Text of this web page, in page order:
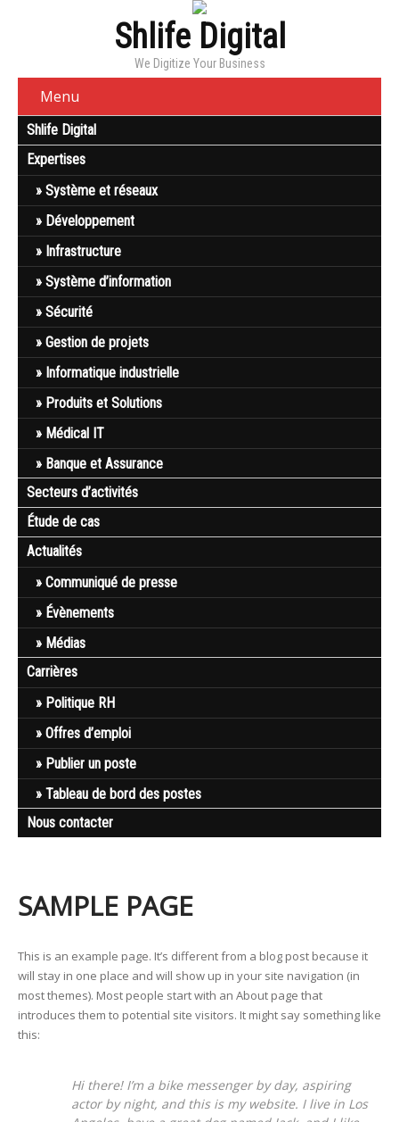
Shlife Digital
We Digitize Your Business
Menu
Shlife Digital
Expertises
Système et réseaux
Développement
Infrastructure
Système d’information
Sécurité
Gestion de projets
Informatique industrielle
Produits et Solutions
Médical IT
Banque et Assurance
Secteurs d’activités
Étude de cas
Actualités
Communiqué de presse
Évènements
Médias
Carrières
Politique RH
Offres d’emploi
Publier un poste
Tableau de bord des postes
Nous contacter
SAMPLE PAGE
This is an example page. It’s different from a blog post because it
will stay in one place and will show up in your site navigation (in
most themes). Most people start with an About page that
introduces them to potential site visitors. It might say something like
this:
Hi there! I’m a bike messenger by day, aspiring
actor by night, and this is my website. I live in Los